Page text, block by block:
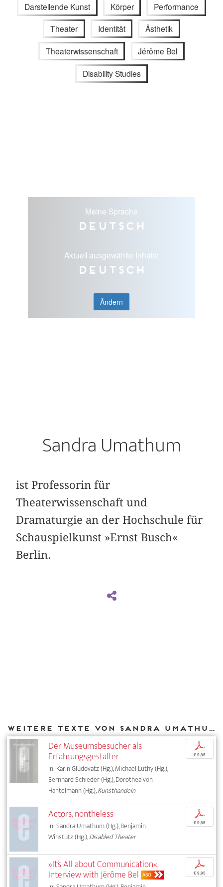
Darstellende Kunst Körper Performance
Theater Identität Ästhetik
Theaterwissenschaft Jérôme Bel
Disability Studies
Meine Sprache
Deutsch
Aktuell ausgewählte Inhalte
Deutsch
Ändern
Sandra Umathum
ist Professorin für
Theaterwissenschaft und
Dramaturgie an der Hochschule für
Schauspielkunst »Ernst Busch«
Berlin.
Weitere Texte von Sandra Umathum bei DIAPHANES
Der Museumsbesucher als
Erfahrungsgestalter
In: Karin Gludovatz (Hg.), Michael Lüthy (Hg.),
Bernhard Schieder (Hg.), Dorothea von
Hantelmann (Hg.),Kunsthandeln
p
€ 9,95
Actors, nontheless
In: Sandra Umathum (Hg.), Benjamin
Wihstutz (Hg.),Disabled Theater
p
€ 9,95
»It’s All about Communication«.
Interview with Jérôme Bel ABO
p
€ 9,95